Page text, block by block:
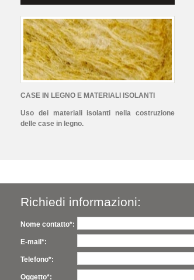
CASE IN LEGNO E MATERIALI ISOLANTI
Uso dei materiali isolanti nella costruzione
delle case in legno.
Richiedi informazioni:
Nome contatto*:
E-mail*:
Telefono*:
Oggetto*: